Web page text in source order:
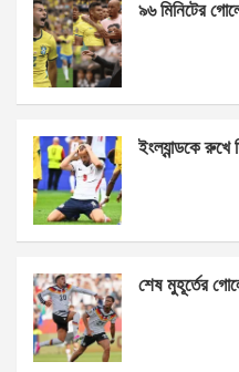
৯৬ মিনিটের
ইংল্যান্ডকে
শেষ মুহূর্তের